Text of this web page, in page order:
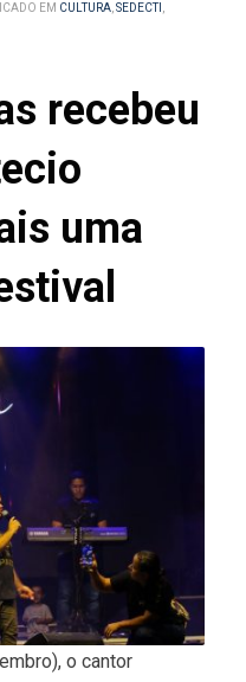
EM CULTURA,SEDECTI ,
recebeu
uma
o cantor